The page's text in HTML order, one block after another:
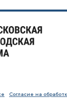
Согласие на